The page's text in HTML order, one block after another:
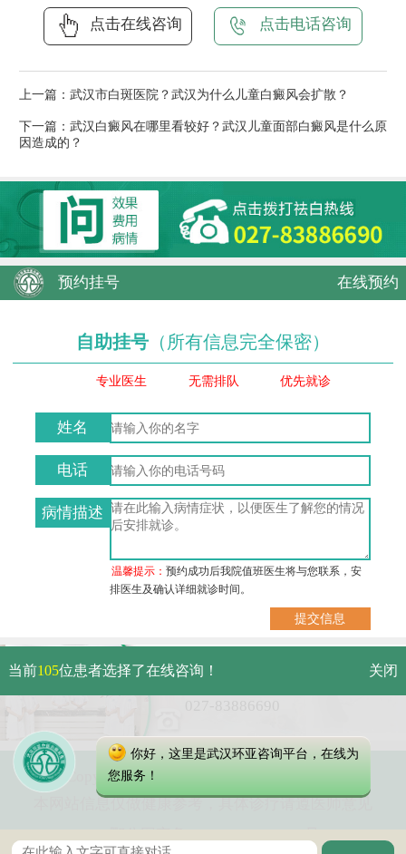
点击在线咨询 点击电话咨询
上一篇： 武汉市白斑医院？武汉为什么儿童白癜风会扩散？
下一篇： 武汉白癜风在哪里看较好？武汉儿童面部白癜风是什么原
因造成的？
预约挂号 在线预约
自助挂号 （所有信息完全保密）
专业医生 无需排队 优先就诊
姓名
电话
病情描述
温馨提示：预约成功后我院值班医生将与您联系，安
排医生及确认详细就诊时间。
武汉市硚口区解放大道479号
免费电话：
Copyright 2023 武汉环亚中医白癜风医院
本网站信息仅做健康参考，具体诊疗请遵医师意见
当前105位患者选择了在线咨询！ 关闭
你好，这里是武汉环亚咨询平台，在线为
您服务！